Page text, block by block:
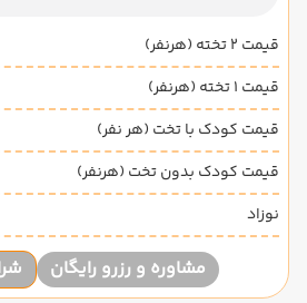
قیمت 2 تخته (هرنفر)
قیمت 1 تخته (هرنفر)
قیمت کودک با تخت (هر نفر)
قیمت کودک بدون تخت (هرنفر)
نوزاد
مشاوره و رزرو رایگان